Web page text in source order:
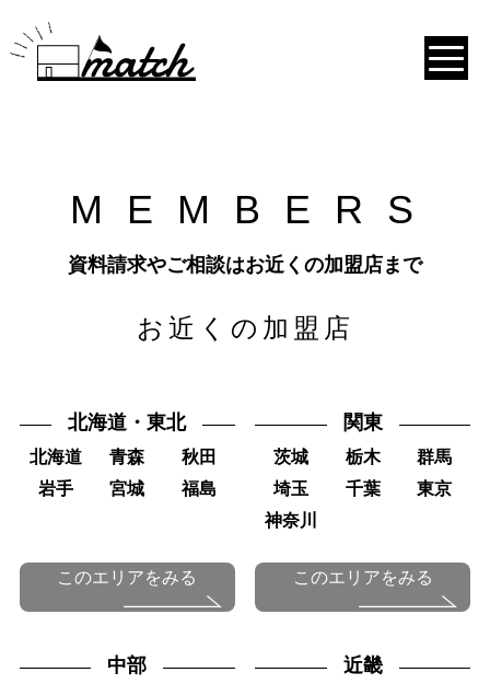
M E M B E R S
資料請求やご相談はお近くの加盟店まで
お近くの加盟店
北海道・東北
北海道 青森
秋田
岩手
宮城 福島
このエリアをみる
関東
茨城 栃木
群馬
埼玉
千葉
東京
神奈川
このエリアをみる
中部 近畿